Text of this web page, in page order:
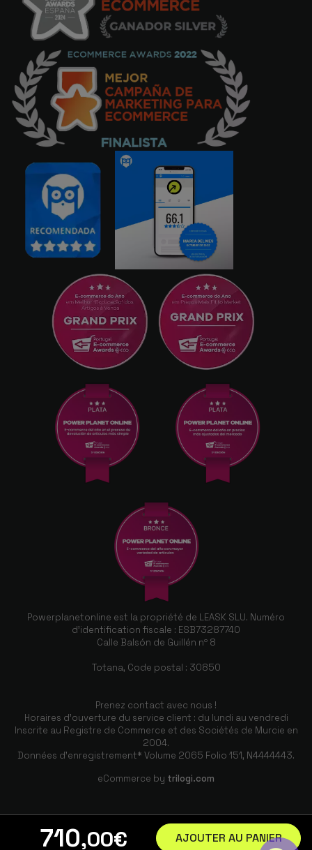
710,00€ AJOUTER AU PANIER
Powerplanetonline est la propriété de LEASK SLU. Numéro
d'identification fiscale : ESB73287740
Calle Balsón de Guillén nº 8
Totana, Code postal : 30850
Prenez contact avec nous !
Horaires d'ouverture du service client : du lundi au vendredi
Inscrite au Registre de Commerce et des Sociétés de Murcie en
2004.
Données d'enregistrement* Volume 2065 Folio 151, N4444443.
eCommerce by trilogi.com